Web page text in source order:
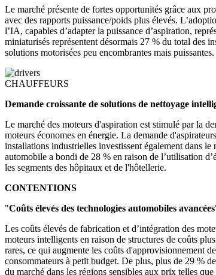
Le marché présente de fortes opportunités grâce aux
avec des rapports puissance/poids plus élevés.
l’IA, capables d’adapter la puissance d’aspiration,
miniaturisés représentent désormais 27 % du total des
solutions motorisées peu encombrantes mais puissantes.
CHAUFFEURS
Demande croissante de solutions de nettoyage
Le marché des moteurs d'aspiration est stimulé par la
moteurs économes en énergie. La demande
installations industrielles investissent également dans
automobile a bondi de 28 % en raison de l’utilisation
les segments des hôpitaux et de l'hôtellerie.
CONTENTIONS
"Coûts élevés des technologies automobiles avancées
Les coûts élevés de fabrication et d’intégration des
moteurs intelligents en raison de structures de coûts
rares, ce qui augmente les coûts d'approvisionnement
consommateurs à petit budget. De plus, plus de 29 %
du marché dans les régions sensibles aux prix telles